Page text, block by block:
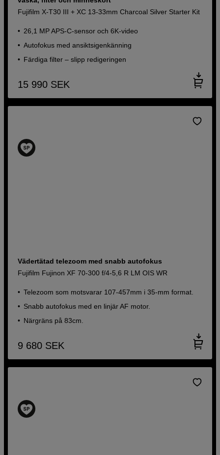
Fujifilm X-T30 III + XC 13-33mm Charcoal Silver Starter Kit
26,1 MP APS-C-sensor och 6K-video
Autofokus med ansiktsigenkänning
Färdiga filter – slipp redigeringen
15 990 SEK
Vädertätad telezoom med snabb autofokus
Fujifilm Fujinon XF 70-300 f/4-5,6 R LM OIS WR
Telezoom som motsvarar 107-457mm i 35-mm format.
Snabb autofokus med en linjär AF motor.
Närgräns på 83cm.
9 680 SEK